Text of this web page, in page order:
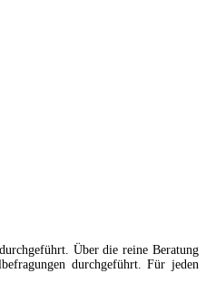
Über die reine Beratung
durchgeführt. Für jeden